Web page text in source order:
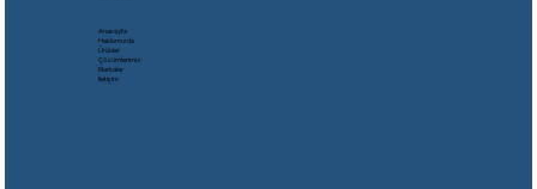
Anasayfa
Hakkımızda
Ürünler
Çözümlerimiz
Markalar
İletişim